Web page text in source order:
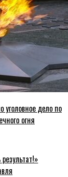
уголовное дело по
огня